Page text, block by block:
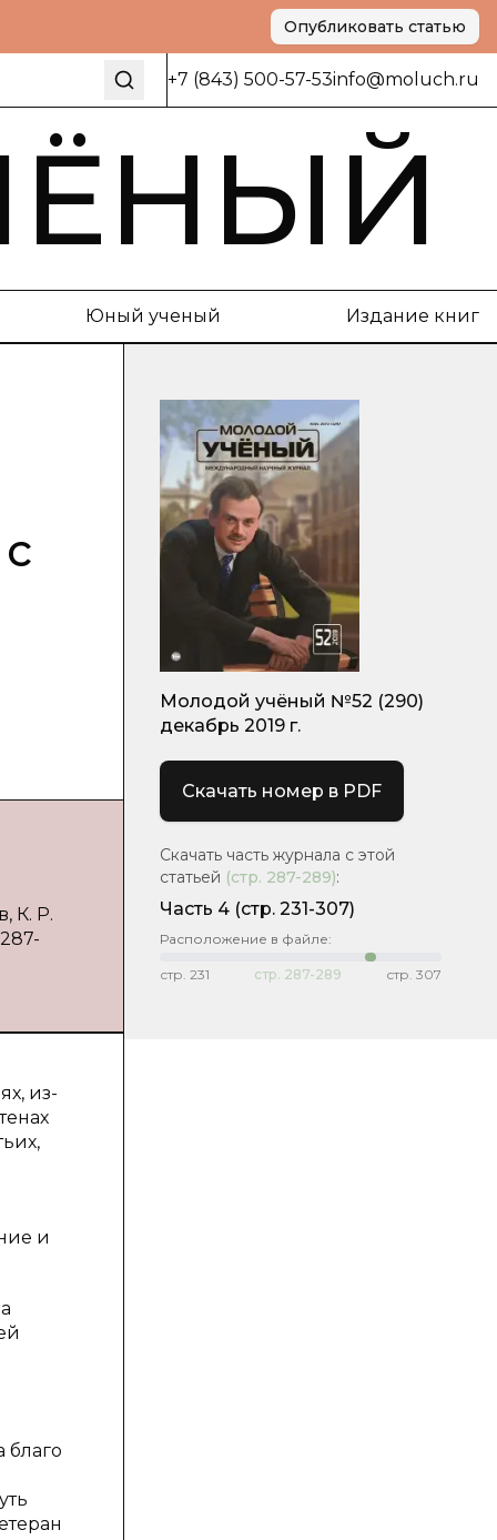
Опубликовать статью
+7 (843) 500-57-53info@moluch.ru
Юный ученый Издание книг
К. Р.
из-
и
Молодой учёный №52 (290)
декабрь 2019 г.
Скачать номер в PDF
Скачать часть журнала с этой
статьей (стр. 287-289):
Часть 4 (стр. 231-307)
Расположение в файле:
стр. 231 стр. 287-289 стр. 307